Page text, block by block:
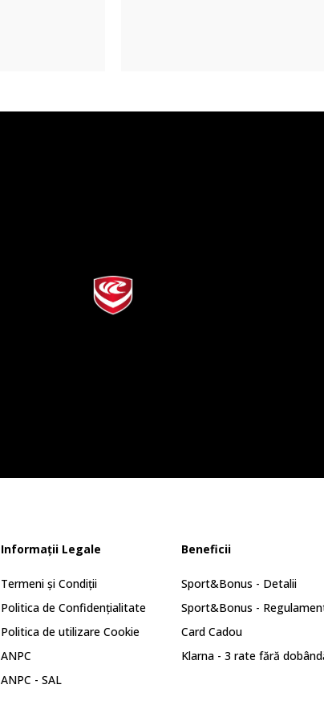
Informații Legale
Termeni și Condiții
Politica de Confidențialitate
Politica de utilizare Cookie
ANPC
ANPC - SAL
Beneficii
Sport&Bonus - Detalii
Sport&Bonus -
Card Cadou
Klarna - 3 rate fără